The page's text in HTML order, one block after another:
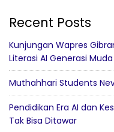
Recent Posts
Kunjungan Wapres
Literasi AI Generasi Muda
Muthahhari Students
Pendidikan Era AI dan
Tak Bisa Ditawar